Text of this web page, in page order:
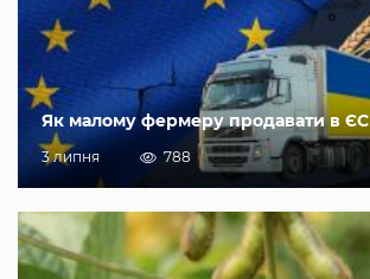
Як малому фермеру продавати в ЄС
3 липня 788